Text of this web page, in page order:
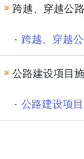
公路建设项目
公路建设项